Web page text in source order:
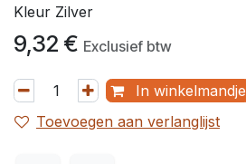
Kleur Zilver
9,32 € Exclusief btw
In winkelmandje
Toevoegen aan verlanglijst